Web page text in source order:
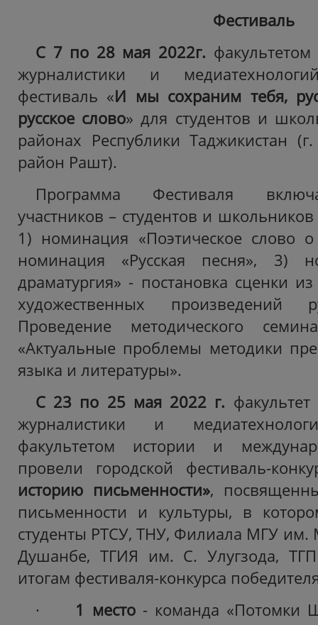
Фестиваль
С 7 по 28 мая 2022г.
журналистики и
фестиваль «И мы сохраним тебя,
русское слово» для студентов и
районах Республики Таджикистан
район Рашт).
Программа Фестиваля
участников – студентов и
1) номинация «Поэтическое слово
номинация «Русская песня», 3)
драматургия» - постановка сценки
художественных произведений
Проведение методического
«Актуальные проблемы методики
языка и литературы».
С 23 по 25 мая 2022 г.
журналистики и
факультетом истории и
провели городской фестиваль-
историю письменности»,
письменности и культуры, в
студенты РТСУ, ТНУ, Филиала МГУ им.
Душанбе, ТГИЯ им. С. Улугзода,
итогам фестиваля-конкурса
· 1 место- команда «Потомки